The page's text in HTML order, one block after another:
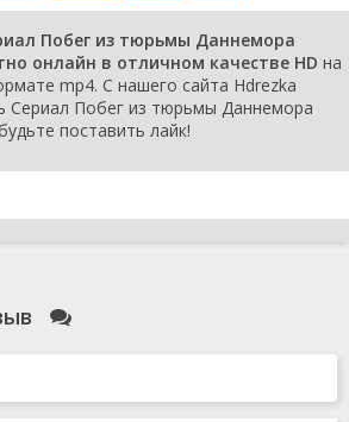
Побег из тюрьмы Даннемора
онлайн в отличном качестве HD на
mp4. С нашего сайта Hdrezka
Сериал Побег из тюрьмы Даннемора
поставить лайк!